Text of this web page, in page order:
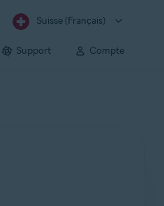
Suisse (Français)
Support Compte